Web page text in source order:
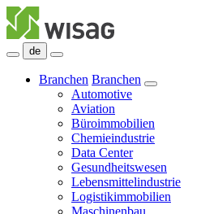
de
Branchen Branchen
Automotive
Aviation
Büroimmobilien
Chemieindustrie
Data Center
Gesundheitswesen
Lebensmittelindustrie
Logistikimmobilien
Maschinenbau